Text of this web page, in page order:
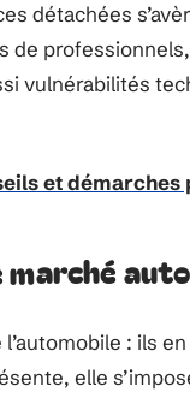
détachées
vulnérabilités
et
marché
: ils
elle